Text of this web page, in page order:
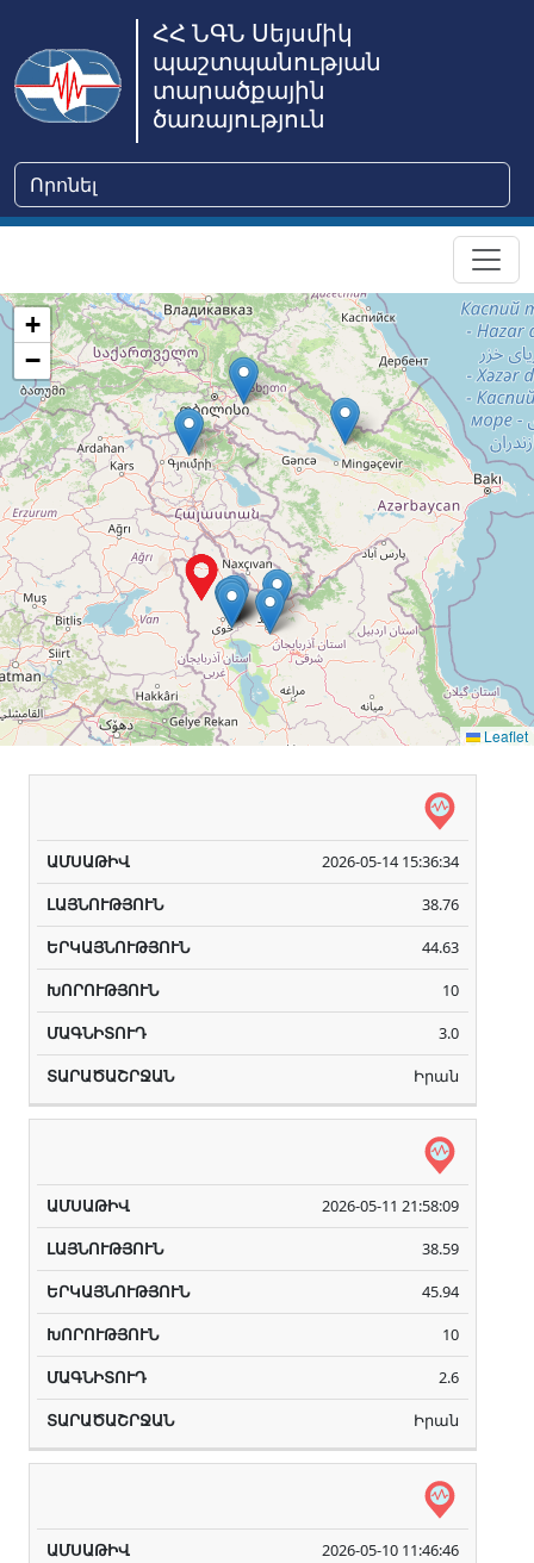
ՀՀ ՆԳՆ Սեյսմիկ
պաշտպանության
տարածքային
ծառայություն
+
−
Leaflet
Երկայնություն
(Աստիճան)
2026-05-14 15:36:34
38.76
44.63
10
3.0
Իրան
2026-05-11 21:58:09
38.59
45.94
10
2.6
Իրան
2026-05-10 11:46:46